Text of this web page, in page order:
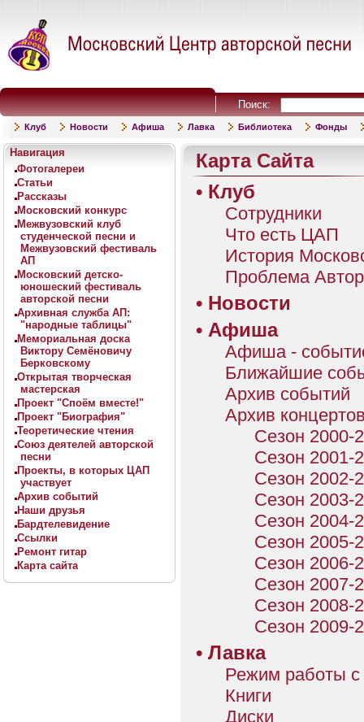
Поиск:
Клуб Новости Афиша Лавка Библиотека Фонды
Навигация
Фотогалереи
Статьи
Рассказы
Московский конкурс
Межвузовский клуб
студенческой песни и
Межвузовский фестиваль
АП
Московский детско-
юношеский фестиваль
авторской песни
Архивная служба АП:
"народные таблицы"
Мемориальная доска
Виктору Семёновичу
Берковскому
Открытая творческая
мастерская
Проект "Споём вместе!"
Проект "Биография"
Теоретические чтения
Союз деятелей авторской
песни
Проекты, в которых ЦАП
участвует
Архив событий
Наши друзья
Бардтелевидение
Ссылки
Ремонт гитар
Карта сайта
Карта Сайта
• Клуб
Сотрудники
Что есть ЦАП
История
Проблема
• Новости
• Афиша
Афиша -
Ближайшие
Архив событий
Архив
Сезон 2000-
Сезон 2001-
Сезон 2002-
Сезон 2003-
Сезон 2004-
Сезон 2005-
Сезон 2006-
Сезон 2007-
Сезон 2008-
Сезон 2009-
• Лавка
Режим работы с
Книги
Диски